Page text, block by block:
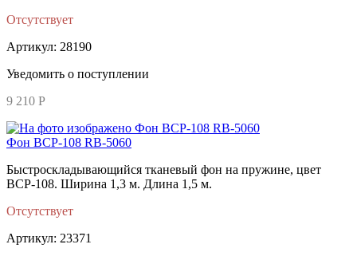
Отсутствует
Артикул: 28190
Уведомить о поступлении
9 210 Р
Фон BCP-108 RB-5060
Быстроскладывающийся тканевый фон на пружине, цвет
BCP-108. Ширина 1,3 м. Длина 1,5 м.
Отсутствует
Артикул: 23371